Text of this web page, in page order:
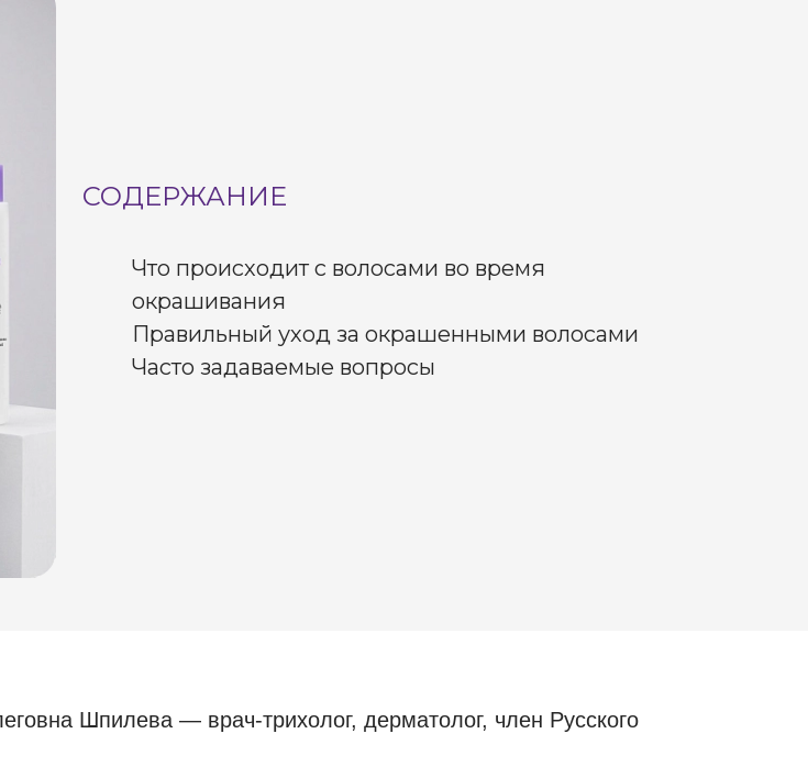
СОДЕРЖАНИЕ
Что происходит с волосами во время
окрашивания
Правильный уход за окрашенными волосами
Часто задаваемые вопросы
Шпилева — врач-трихолог, дерматолог, член Русского